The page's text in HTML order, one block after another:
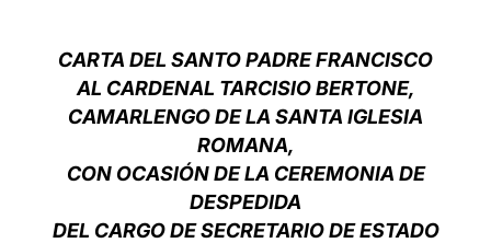
中文
LATINE
CARTA DEL SANTO PADRE FRANCISCO
AL CARDENAL TARCISIO BERTONE,
CAMARLENGO DE LA SANTA IGLESIA
ROMANA,
CON OCASIÓN DE LA CEREMONIA DE
DESPEDIDA
DEL CARGO DE SECRETARIO DE ESTADO